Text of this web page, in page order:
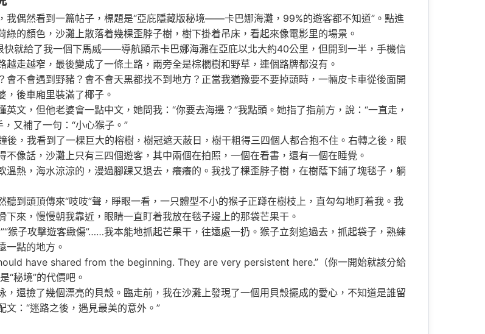
我偶然看到一篇帖子，標題是“亞庇隱藏版秘境——卡巴娜海灘，99%的遊客都不知道”。點進
的顏色，沙灘上散落着幾棵歪脖子樹，樹下掛着吊床，看起來像電影里的場景。
快就給了我一個下馬威——導航顯示卡巴娜海灘在亞庇以北大約40公里，但開到一半，手機信
走越窄，最後變成了一條土路，兩旁全是棕櫚樹和野草，連個路牌都沒有。
不會遇到野豬？會不會天黑都找不到地方？正當我猶豫要不要掉頭時，一輛皮卡車從後面開
，後車廂里裝滿了椰子。
文，但他老婆會一點中文，她問我：“你要去海邊？”我點頭。她指了指前方，說：“一直走，
又補了一句：“小心猴子。”
後，我看到了一棵巨大的榕樹，樹冠遮天蔽日，樹干粗得三四個人都合抱不住。右轉之後，眼
像話，沙灘上只有三四個遊客，其中兩個在拍照，一個在看書，還有一個在睡覺。
熱，海水涼涼的，漫過腳踝又退去，癢癢的。我找了棵歪脖子樹，在樹蔭下鋪了塊毯子，躺
到頭頂傳來“吱吱”聲，睜眼一看，一只體型不小的猴子正蹲在樹枝上，直勾勾地盯着我。我
來，慢慢朝我靠近，眼睛一直盯着我放在毯子邊上的那袋芒果干。
子攻擊遊客緻傷”……我本能地抓起芒果干，往遠處一扔。猴子立刻追過去，抓起袋子，熟練
一點的地方。
have shared from the beginning. They are very persistent here.”（你一開始就該分給
“秘境”的代價吧。
還撿了幾個漂亮的貝殼。臨走前，我在沙灘上發現了一個用貝殼擺成的愛心，不知道是誰留
：“迷路之後，遇見最美的意外。”